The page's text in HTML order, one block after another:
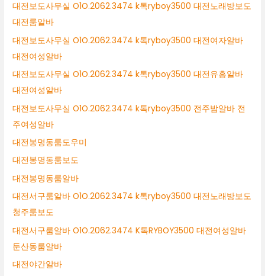
대전보도사무실 O1O.2062.3474 k톡ryboy3500 대전노래방보도
대전룸알바
대전보도사무실 O1O.2062.3474 k톡ryboy3500 대전여자알바
대전여성알바
대전보도사무실 O1O.2062.3474 k톡ryboy3500 대전유흥알바
대전여성알바
대전보도사무실 O1O.2062.3474 k톡ryboy3500 전주밤알바 전
주여성알바
대전봉명동룸도우미
대전봉명동룸보도
대전봉명동룸알바
대전서구룸알바 O1O.2062.3474 k톡ryboy3500 대전노래방보도
청주룸보도
대전서구룸알바 O1O.2062.3474 K톡RYBOY3500 대전여성알바
둔산동룸알바
대전야간알바